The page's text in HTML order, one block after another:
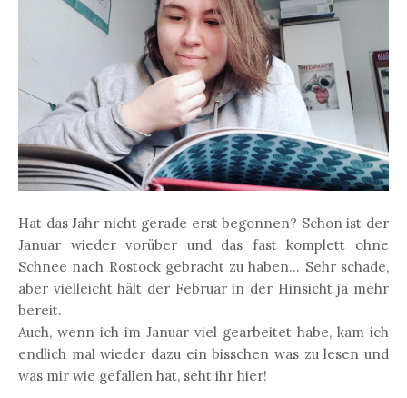
Hat das Jahr nicht gerade erst begonnen? Schon ist der
Januar wieder vorüber und das fast komplett ohne
Schnee nach Rostock gebracht zu haben... Sehr schade,
aber vielleicht hält der Februar in der Hinsicht ja mehr
bereit.
Auch, wenn ich im Januar viel gearbeitet habe, kam ich
endlich mal wieder dazu ein bisschen was zu lesen und
was mir wie gefallen hat, seht ihr hier!